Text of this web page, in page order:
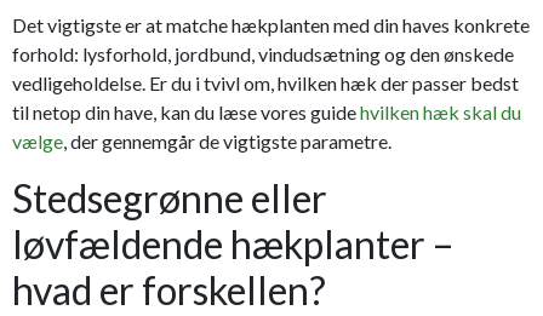
Det vigtigste er at matche hækplanten med din haves konkrete
forhold: lysforhold, jordbund, vindudsætning og den ønskede
vedligeholdelse. Er du i tvivl om, hvilken hæk der passer bedst
til netop din have, kan du læse vores guidehvilken hæk skal du
vælge, der gennemgår de vigtigste parametre.
Stedsegrønne eller
løvfældende hækplanter –
hvad er forskellen?